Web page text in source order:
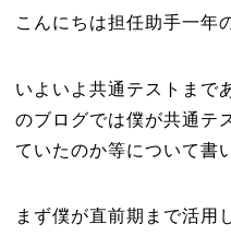
こんにちは担任助手一年
いよいよ共通テストまで
のブログでは僕が共通テ
ていたのか等について書
まず僕が直前期まで活用